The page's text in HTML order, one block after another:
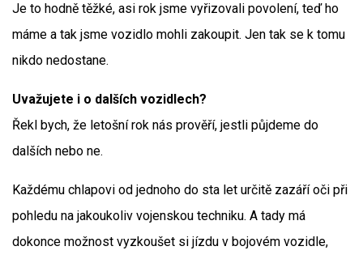
Je to hodně těžké, asi rok jsme vyřizovali povolení, teď ho
máme a tak jsme vozidlo mohli zakoupit. Jen tak se k tomu
nikdo nedostane.
Uvažujete i o dalších vozidlech?
Řekl bych, že letošní rok nás prověří, jestli půjdeme do
dalších nebo ne.
Každému chlapovi od jednoho do sta let určitě zazáří oči při
pohledu na jakoukoliv vojenskou techniku. A tady má
dokonce možnost vyzkoušet si jízdu v bojovém vozidle,